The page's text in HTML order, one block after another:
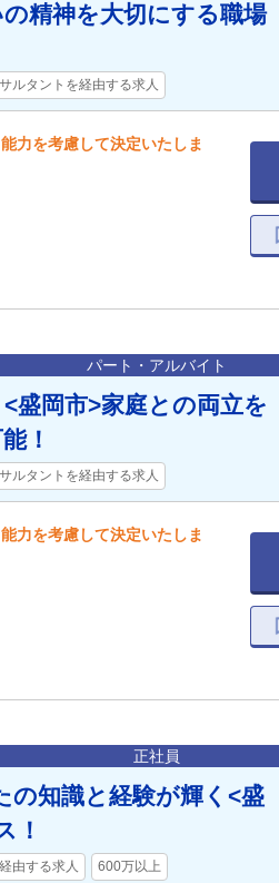
精神を大切にする職場
ルタントを経由する求人
力を考慮して決定いたしま
パート・アルバイト
盛岡市>家庭との両立を
！
ルタントを経由する求人
力を考慮して決定いたしま
正社員
の知識と経験が輝く<盛
！
由する求人 600万以上